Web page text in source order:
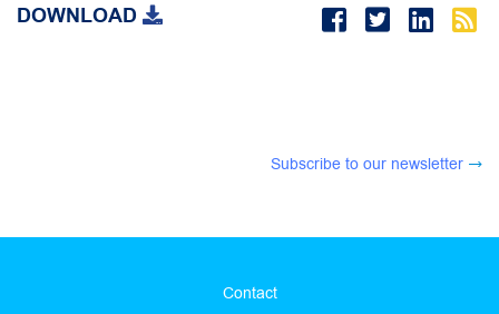
DOWNLOAD
Subscribe to our newsletter
Contact